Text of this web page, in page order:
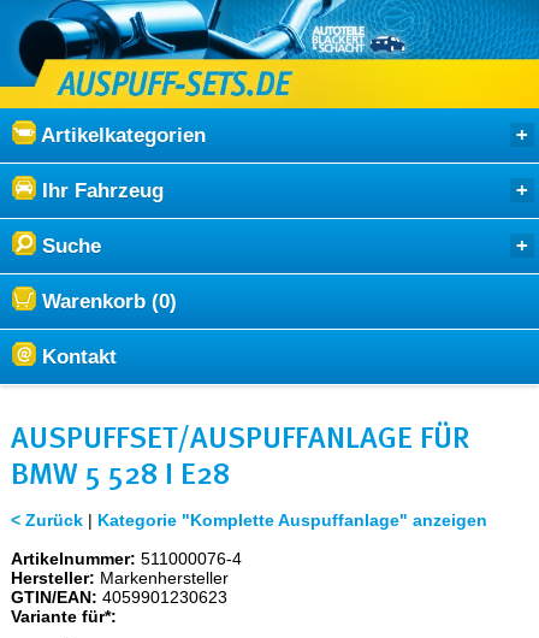
Artikelkategorien
Ihr Fahrzeug
Suche
Warenkorb (0)
Kontakt
AUSPUFFSET/AUSPUFFANLAGE FÜR
BMW 5 528 I E28
< Zurück| Kategorie "Komplette Auspuffanlage" anzeigen
Artikelnummer: 511000076-4
Hersteller: Markenhersteller
GTIN/EAN: 4059901230623
Variante für*: